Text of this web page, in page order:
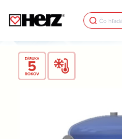
Search
for: